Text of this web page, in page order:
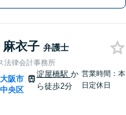
麻衣子 弁護士
法律会計事務所
大阪市
中央区
淀屋橋駅か
ら徒歩2分
営業時間：本
日定休日